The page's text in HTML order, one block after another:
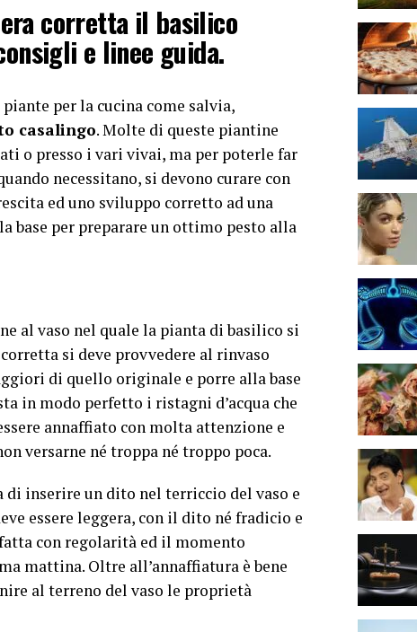
corretta il basilico
e linee guida.
per la cucina come salvia,
casalingo. Molte di queste piantine
o presso i vari vivai, ma per poterle far
necessitano, si devono curare con
ed uno sviluppo corretto ad una
la base per preparare un ottimo pesto alla
al vaso nel quale la pianta di basilico si
si deve provvedere al rinvaso
di quello originale e porre alla base
in modo perfetto i ristagni d’acqua che
annaffiato con molta attenzione e
versarne né troppa né troppo poca.
di inserire un dito nel terriccio del vaso e
essere leggera, con il dito né fradicio e
fatta con regolarità ed il momento
mattina. Oltre all’annaffiatura è bene
al terreno del vaso le proprietà